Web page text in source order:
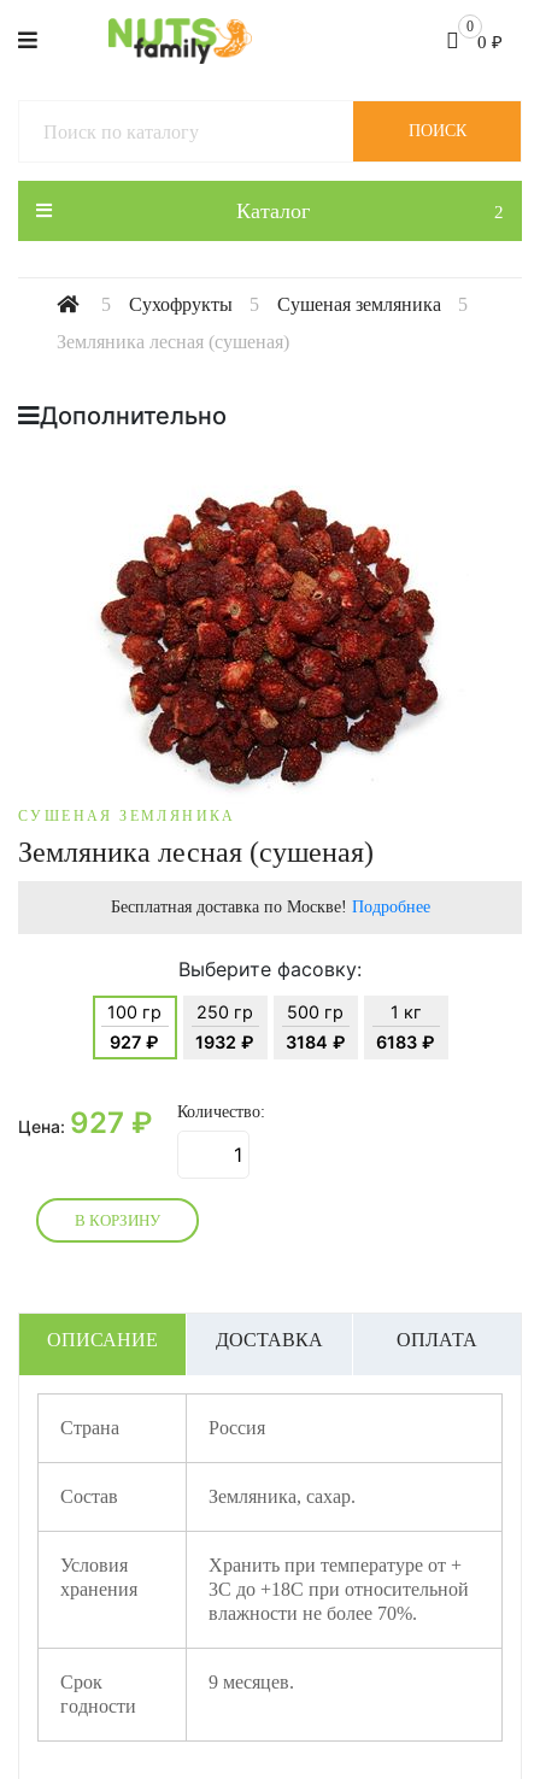
0
0 ₽
Каталог
ПОИСК
Сухофрукты
Сушеная земляника
Земляника лесная (сушеная)
Дополнительно
СУШЕНАЯ ЗЕМЛЯНИКА
Земляника лесная (сушеная)
Бесплатная доставка по Москве! Подробнее
Выберите фасовку:
100 гр
927 ₽
250 гр
1932 ₽
500 гр
3184 ₽
1 кг
6183 ₽
Цена: 927 ₽ Количество:
В КОРЗИНУ
ОПИСАНИЕ ДОСТАВКА ОПЛАТА
Страна Россия
Состав Земляника, сахар.
Условия
хранения
Хранить при температуре от +
3С до +18С при относительной
влажности не более 70%.
Срок
годности
9 месяцев.